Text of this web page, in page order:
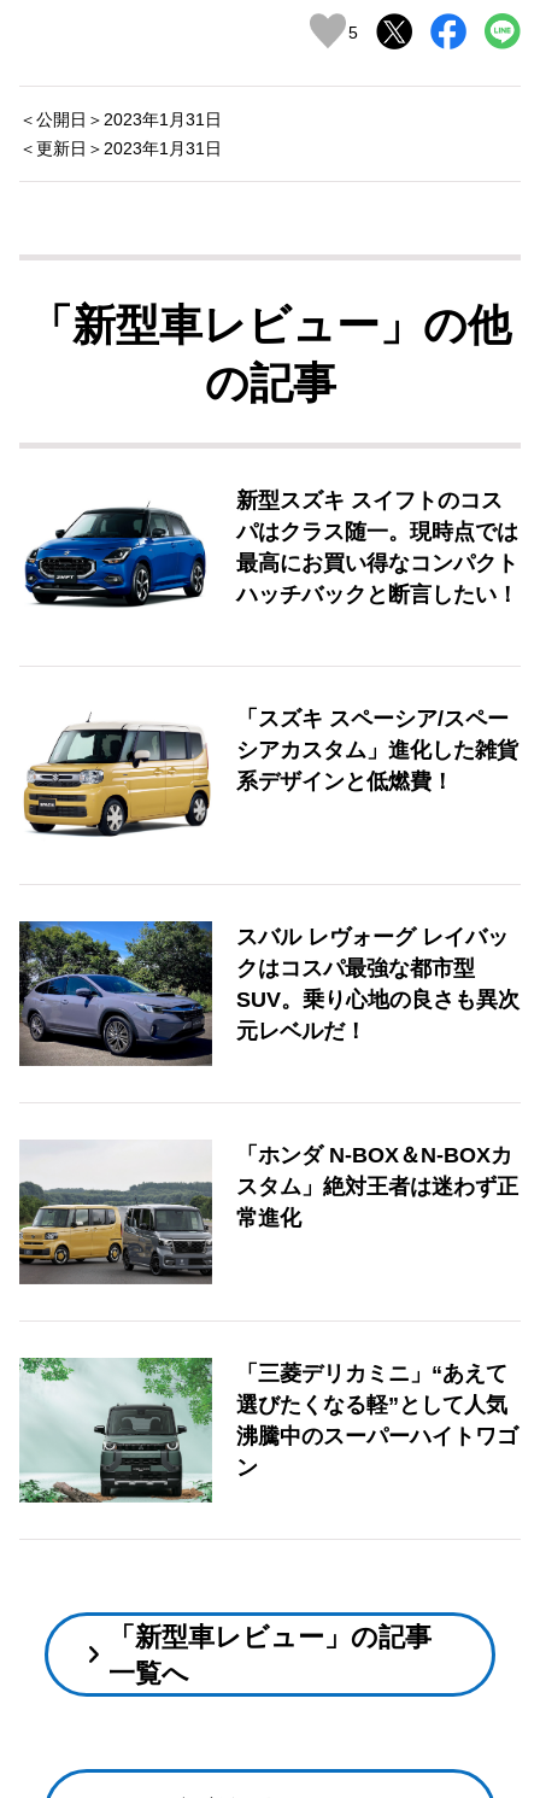
5
＜公開日＞2023年1月31日
＜更新日＞2023年1月31日
「新型車レビュー」の他
の記事
新型スズキ スイフトのコス
パはクラス随一。現時点では
最高にお買い得なコンパクト
ハッチバックと断言したい！
「スズキ スペーシア/スペー
シアカスタム」進化した雑貨
系デザインと低燃費！
スバル レヴォーグ レイバッ
クはコスパ最強な都市型
SUV。乗り心地の良さも異次
元レベルだ！
「ホンダ N-BOX＆N-BOXカ
スタム」絶対王者は迷わず正
常進化
「三菱デリカミニ」“あえて
選びたくなる軽”として人気
沸騰中のスーパーハイトワゴ
ン
「新型車レビュー」の記事
一覧へ